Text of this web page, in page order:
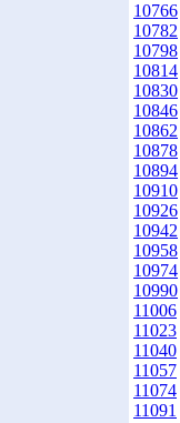
10766
10782
10798
10814
10830
10846
10862
10878
10894
10910
10926
10942
10958
10974
10990
11006
11023
11040
11057
11074
11091